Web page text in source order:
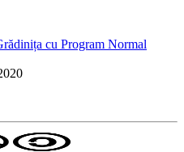
cu Program Normal